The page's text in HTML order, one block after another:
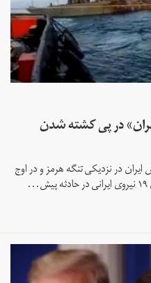
در پی کشته شدن
ایران در نزدیکی تنگه هرمز و در اوج